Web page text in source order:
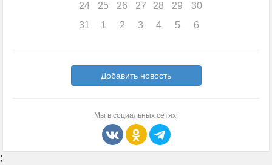
24
25 26 27 28 29
30
31
1 2 3 4 5 6
Добавить новость
Мы в социальных сетях:
;